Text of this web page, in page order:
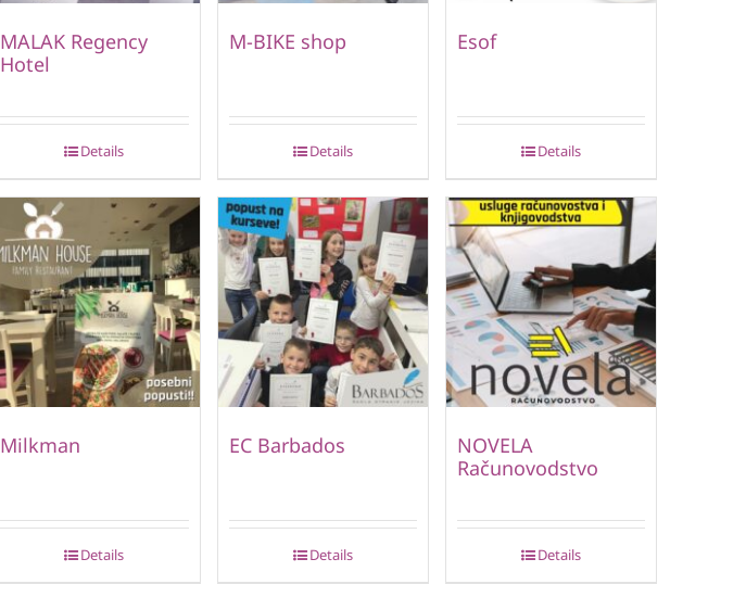
MALAK Regency
Hotel
Details
M-BIKE shop
Details
Esof
Details
Milkman
Details
EC Barbados
Details
NOVELA
Računovodstvo
Details